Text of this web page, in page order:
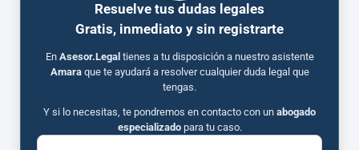
Resuelve tus dudas legales
Gratis, inmediato y sin registrarte
En Asesor.Legal tienes a tu disposición a nuestro asistente
Amaraque te ayudará a resolver cualquier duda legal que
tengas.
Y si lo necesitas, te pondremos en contacto con un abogado
especializadopara tu caso.